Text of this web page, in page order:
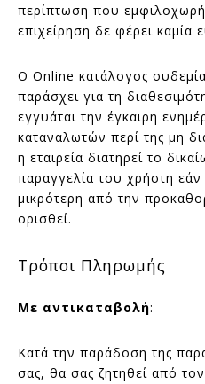
περίπτωση που
επιχείρηση δε φέρει καμία
Ο Online κατάλογος
παράσχει για τη
εγγυάται την έγκαιρη
καταναλωτών περί της μη
η εταιρεία διατηρεί το
παραγγελία του χρήστη εάν
μικρότερη από την
ορισθεί.
Τρόποι Πληρωμής
Με αντικαταβολή:
Κατά την παράδοση της
σας, θα σας ζητηθεί από